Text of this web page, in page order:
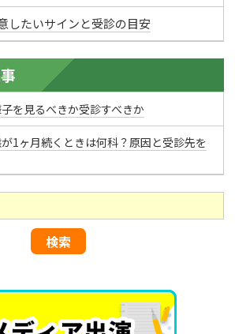
したいサインと受診の目安
を見るべきか受診すべきか
1ヶ月続くときは何科？原因と受診先を